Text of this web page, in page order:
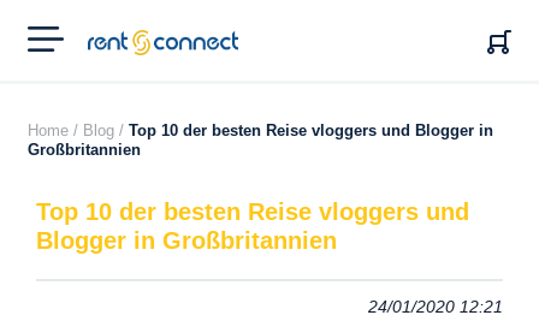
RENT'N
CONNECT
Home / Blog / Top 10 der besten Reise vloggers und Blogger in
Großbritannien
Top 10 der besten Reise vloggers und
Blogger in Großbritannien
24/01/2020 12:21